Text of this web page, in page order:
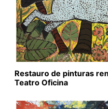
Restauro de pinturas
Teatro Oficina